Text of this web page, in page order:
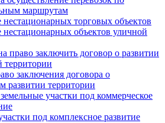
маршрутам
торговых объектов
объектов уличной
право заключить договор о развитии
территории
заключения договора о
развитии территории
участки под коммерческое
под комплексное развитие